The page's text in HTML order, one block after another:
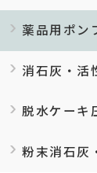
薬品用ポン
消石灰・活
脱水ケーキ
粉末消石灰